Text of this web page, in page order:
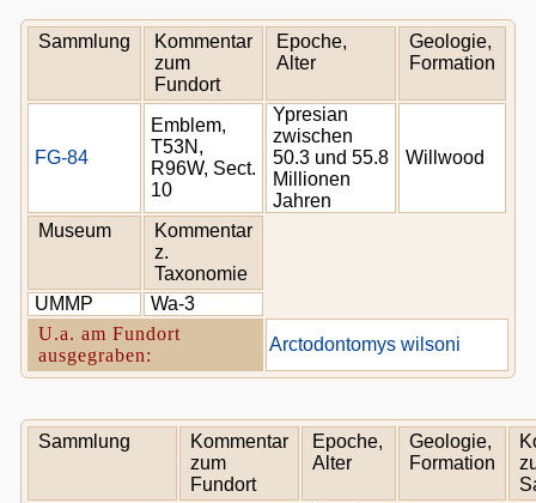
Sammlung
Kommentar
zum
Fundort
Epoche,
Alter
Geologie,
Formation
FG-84
Emblem,
T53N,
R96W, Sect.
10
Ypresian
zwischen
50.3 und 55.8
Millionen
Jahren
Willwood
Museum
Kommentar
z.
Taxonomie
UMMP
Wa-3
U.a. am Fundort
ausgegraben:
Arctodontomys wilsoni
Sammlung
Kommentar
zum
Fundort
Epoche,
Alter
Geologie,
Formation